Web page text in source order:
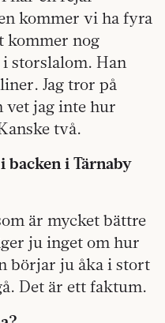
kommer vi ha fyra
kommer nog
storslalom. Han
Jag tror på
vet jag inte hur
två.
backen i Tärnaby
är mycket bättre
ju inget om hur
börjar ju åka i stort
Det är ett faktum.